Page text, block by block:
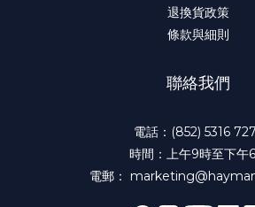
退換貨政策
條款與細則
聯絡我們
電話：(852) 5316
時間：上午9時至下午
電郵：